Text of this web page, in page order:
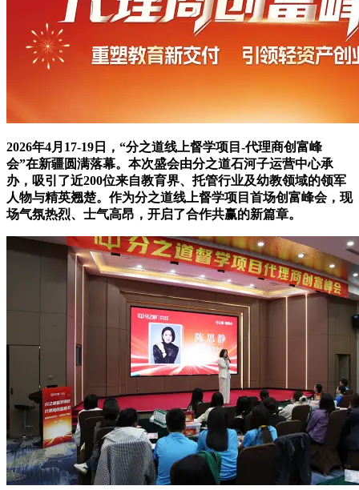
2026年4月17-19日，“分之道线上督学项目-代理商创富峰
会”在新疆圆满落幕。本次盛会由分之道石河子运营中心承
办，吸引了近200位来自教育界、托管行业及幼教领域的领军
人物与精英翘楚。作为分之道线上督学项目首场创富峰会，现
场气氛热烈、士气高昂，开启了合作共赢的新篇章。